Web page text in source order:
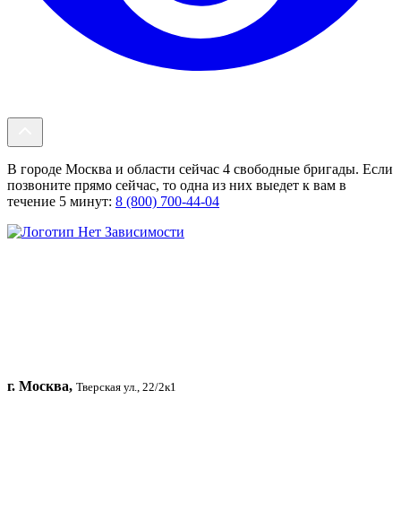
В городе Москва и области сейчас 4 свободные бригады. Если
позвоните прямо сейчас, то одна из них выедет к вам в
течение 5 минут: 8 (800) 700-44-04
г. Москва, Тверская ул., 22/2к1